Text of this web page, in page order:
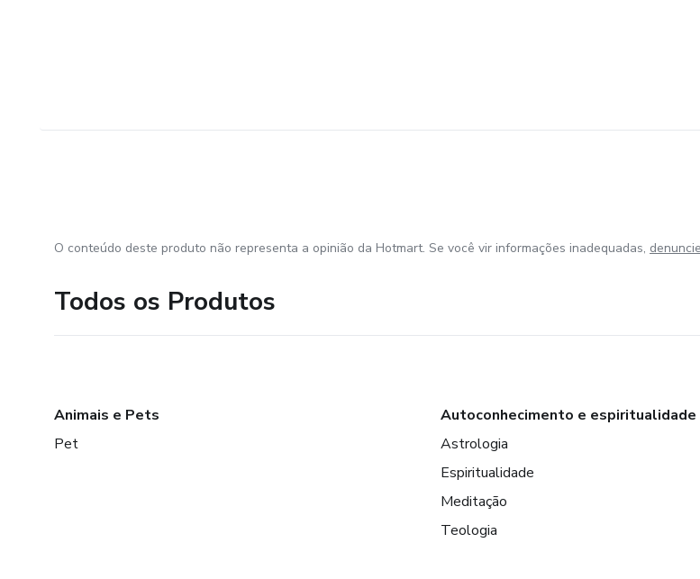
O conteúdo deste produto não representa a opinião da Hotmart. Se você vir informações inadequadas,
Todos os Produtos
Animais e Pets
Pet
Autoconhecimento e espiritualidade
Astrologia
Espiritualidade
Meditação
Teologia